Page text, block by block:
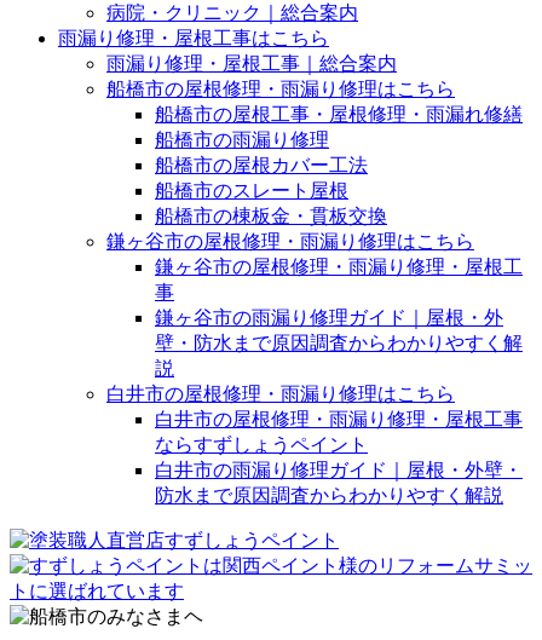
病院・クリニック｜総合案内
雨漏り修理・屋根工事はこちら
雨漏り修理・屋根工事｜総合案内
船橋市の屋根修理・雨漏り修理はこちら
船橋市の屋根工事・屋根修理・雨漏れ修繕
船橋市の雨漏り修理
船橋市の屋根カバー工法
船橋市のスレート屋根
船橋市の棟板金・貫板交換
鎌ヶ谷市の屋根修理・雨漏り修理はこちら
鎌ヶ谷市の屋根修理・雨漏り修理・屋根工
事
鎌ヶ谷市の雨漏り修理ガイド｜屋根・外
壁・防水まで原因調査からわかりやすく解
説
白井市の屋根修理・雨漏り修理はこちら
白井市の屋根修理・雨漏り修理・屋根工事
ならすずしょうペイント
白井市の雨漏り修理ガイド｜屋根・外壁・
防水まで原因調査からわかりやすく解説